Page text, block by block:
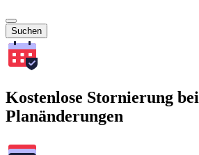
Suchen
Kostenlose Stornierung bei
Planänderungen